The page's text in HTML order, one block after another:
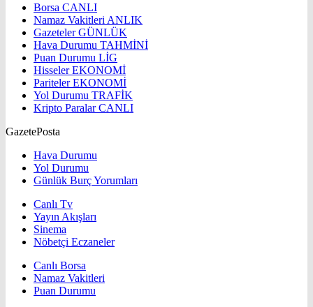
Borsa CANLI
Namaz Vakitleri ANLIK
GazetelerGÜNLÜK
Hava Durumu TAHMİNİ
Puan Durumu LİG
HisselerEKONOMİ
ParitelerEKONOMİ
Yol Durumu TRAFİK
Kripto ParalarCANLI
GazetePosta
Hava Durumu
Yol Durumu
Günlük Burç Yorumları
Canlı Tv
Yayın Akışları
Sinema
Nöbetçi Eczaneler
Canlı Borsa
Namaz Vakitleri
Puan Durumu